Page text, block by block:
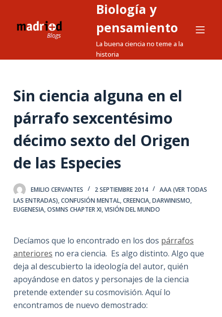
a
o
n
e
d
Biología y
pensamiento
La buena ciencia no teme a la
historia
Sin ciencia alguna en el
párrafo sexcentésimo
décimo sexto del Origen
de las Especies
EMILIO CERVANTES 2 SEPTIEMBRE 2014
AAA (VER TODAS
LAS ENTRADAS),CONFUSIÓN MENTAL,CREENCIA,DARWINISMO,
EUGENESIA,OSMNS CHAPTER XI,VISIÓN DEL MUNDO
Decíamos que lo encontrado en los dos párrafos
anteriores no era ciencia. Es algo distinto. Algo que
deja al descubierto la ideología del autor, quién
apoyándose en datos y personajes de la ciencia
pretende extender su cosmovisión. Aquí lo
encontramos de nuevo demostrado: